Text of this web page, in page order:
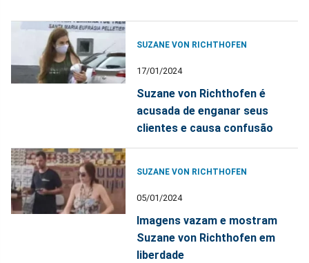
SUZANE VON RICHTHOFEN
17/01/2024
Suzane von Richthofen é
acusada de enganar seus
clientes e causa confusão
SUZANE VON RICHTHOFEN
05/01/2024
Imagens vazam e mostram
Suzane von Richthofen em
liberdade